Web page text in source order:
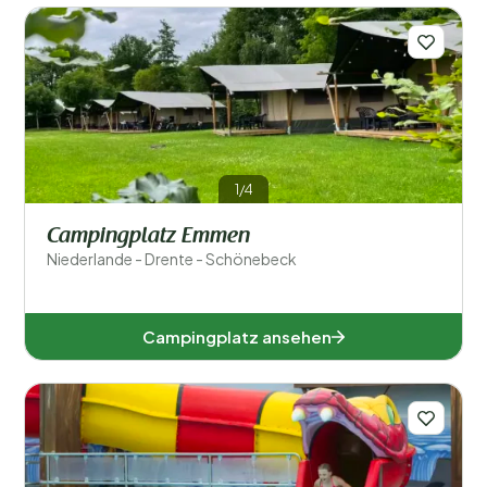
Drente (6)
Friesland (9)
Limburg (10)
Nordbrabant (11)
1/4
Campingplatz Emmen
Niederlande - Drente - Schönebeck
Campingplatz ansehen